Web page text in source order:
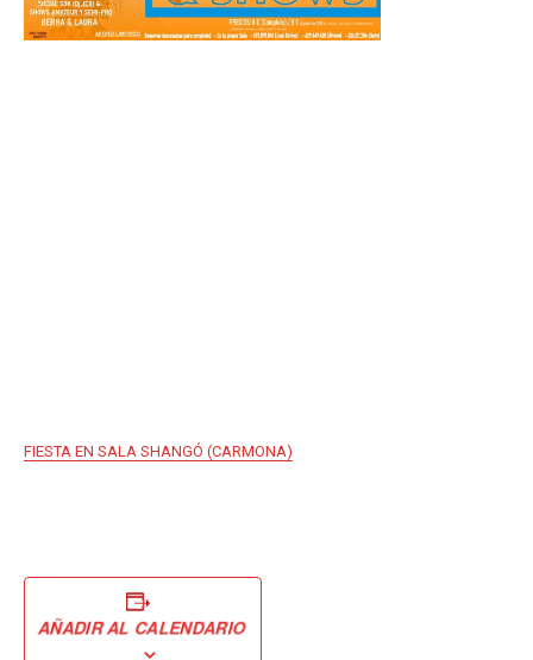
FIESTA EN SALA SHANGÓ (CARMONA)
AÑADIR AL CALENDARIO